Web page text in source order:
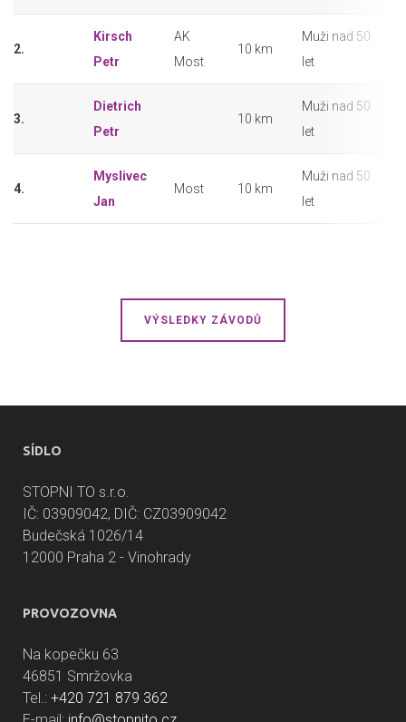
2.
Kirsch
Petr
AK
Most
10 km
Muži nad 50
let
3.
Dietrich
Petr
10 km
Muži nad 50
let
4.
Myslivec
Jan
Most 10 km
Muži nad 50
let
VÝSLEDKY ZÁVODŮ
SÍDLO
STOPNI TO s.r.o.
IČ: 03909042, DIČ: CZ03909042
Budečská 1026/14
12000 Praha 2 - Vinohrady
PROVOZOVNA
Na kopečku 63
46851 Smržovka
Tel.: +420 721 879 362